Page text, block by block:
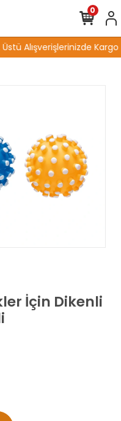
Üstü Alışverişlerinizde Kargo
0
İçin Dikenli